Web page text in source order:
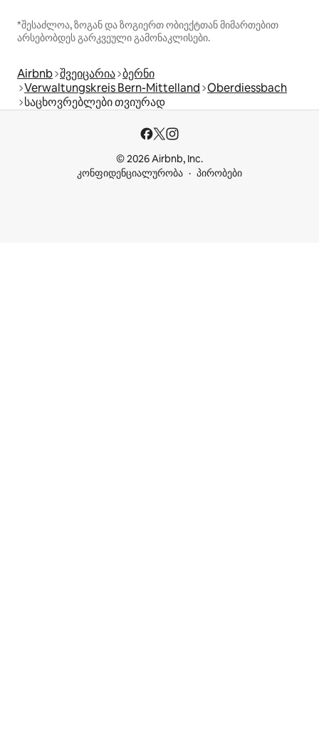
*შესაძლოა, ზოგან და ზოგიერთ ობიექტთან მიმართებით
არსებობდეს გარკვეული გამონაკლისები.
Airbnb შვეიცარია ბერნი
Verwaltungskreis Bern-Mittelland Oberdiessbach
საცხოვრებლები თვიურად
© 2026 Airbnb, Inc.
კონფიდენციალურობა
პირობები